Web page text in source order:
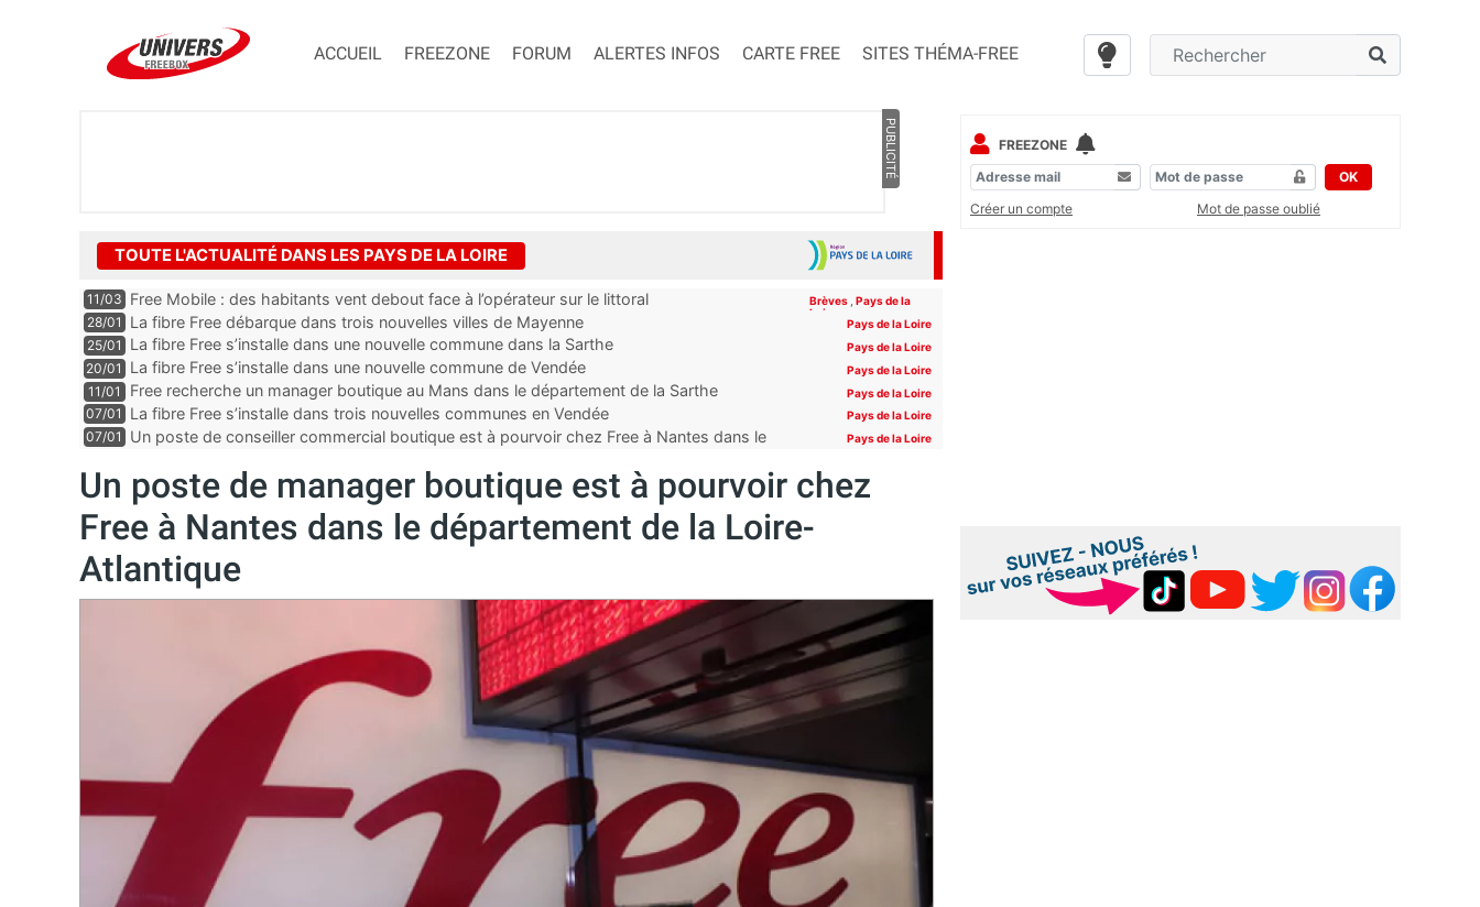
ACCUEIL FREEZONE FORUM ALERTES INFOS CARTE FREE SITES THÉMA-FREE
PUBLICITÉ
TOUTE L'ACTUALITÉ DANS LES PAYS DE LA LOIRE
11/03 Free Mobile : des habitants vent debout face à l’opérateur sur le littoral Brèves ,Pays de la
Loire
28/01 La fibre Free débarque dans trois nouvelles villes de Mayenne Pays de la Loire
25/01 La fibre Free s’installe dans une nouvelle commune dans la Sarthe Pays de la Loire
20/01 La fibre Free s’installe dans une nouvelle commune de Vendée Pays de la Loire
11/01 Free recherche un manager boutique au Mans dans le département de la Sarthe Pays de la Loire
07/01 La fibre Free s’installe dans trois nouvelles communes en Vendée Pays de la Loire
07/01
Un poste de conseiller commercial boutique est à pourvoir chez Free à Nantes dans le
Pays de la Loire
Un poste de manager boutique est à pourvoir chez
Free à Nantes dans le département de la Loire-
Atlantique
FREEZONE
OK
Créer un compte
Mot de passe oublié